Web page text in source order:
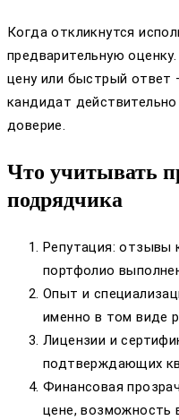
Когда откликнутся
предварительную
цену или быстрый ответ
кандидат
доверие.
Что учитывать
подрядчика
Репутация: отзывы
портфолио
Опыт и
именно в том виде
Лицензии и
подтверждающих
Финансовая
цене, возможность